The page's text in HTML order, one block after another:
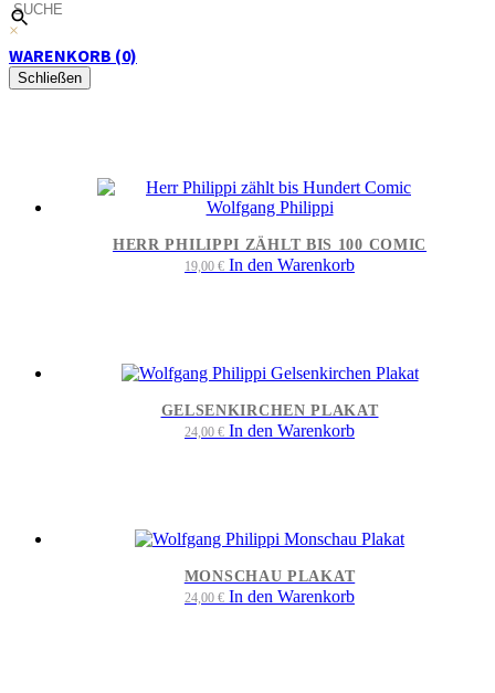
×
WARENKORB (0)
Schließen
HERR PHILIPPI ZÄHLT BIS 100 COMIC
19,00 € In den Warenkorb
GELSENKIRCHEN PLAKAT
24,00 € In den Warenkorb
MONSCHAU PLAKAT
24,00 € In den Warenkorb